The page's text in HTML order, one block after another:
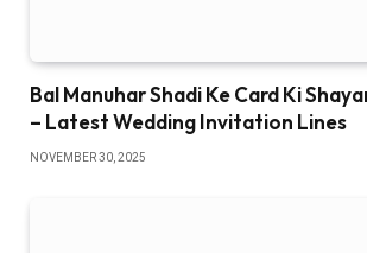
Bal Manuhar Shadi Ke Card Ki
– Latest Wedding Invitation Lines
NOVEMBER 30, 2025